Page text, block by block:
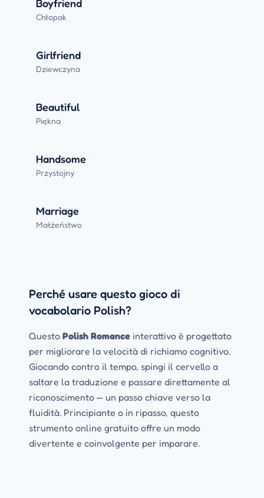
Boyfriend
Chłopak
Girlfriend
Dziewczyna
Beautiful
Piękna
Handsome
Przystojny
Marriage
Małżeństwo
Perché usare questo gioco di
vocabolario Polish?
Questo Polish Romance interattivo è progettato
per migliorare la velocità di richiamo cognitivo.
Giocando contro il tempo, spingi il cervello a
saltare la traduzione e passare direttamente al
riconoscimento — un passo chiave verso la
fluidità. Principiante o in ripasso, questo
strumento online gratuito offre un modo
divertente e coinvolgente per imparare.